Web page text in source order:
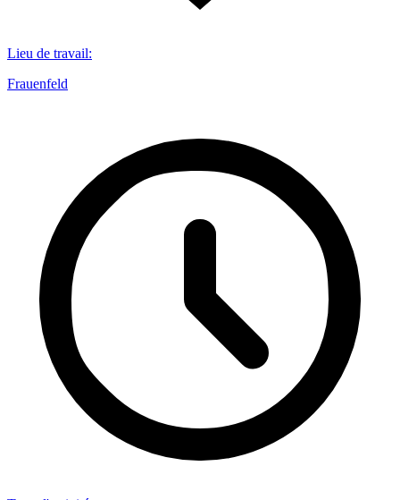
Lieu de travail:
Frauenfeld